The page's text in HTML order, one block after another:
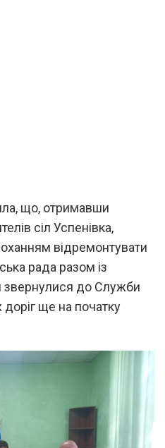
що, отримавши
сіл Успенівка,
відремонтувати
рада разом із
звернулися до Служби
доріг ще на початку